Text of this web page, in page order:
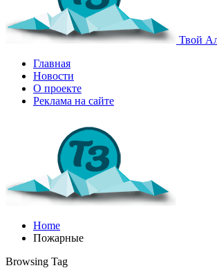
Твой
Главная
Новости
О проекте
Реклама на сайте
Home
Пожарные
Browsing Tag